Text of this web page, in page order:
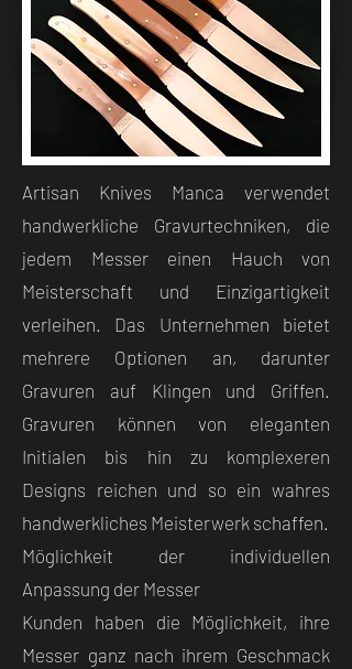
Artisan Knives Manca verwendet
handwerkliche Gravurtechniken, die
jedem Messer einen Hauch von
Meisterschaft und Einzigartigkeit
verleihen. Das Unternehmen bietet
mehrere Optionen an, darunter
Gravuren auf Klingen und Griffen.
Gravuren können von eleganten
Initialen bis hin zu komplexeren
Designs reichen und so ein wahres
handwerkliches Meisterwerk schaffen.
Möglichkeit der individuellen
Anpassung der Messer
Kunden haben die Möglichkeit, ihre
Messer ganz nach ihrem Geschmack